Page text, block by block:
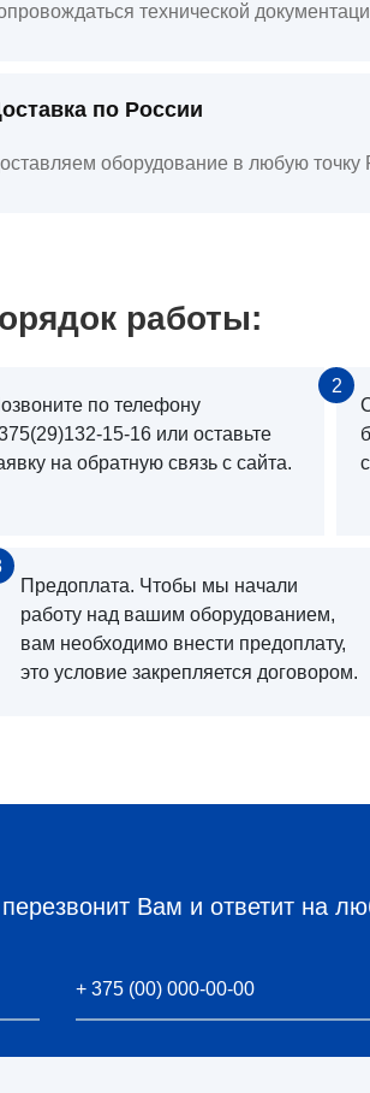
технической
по России
оборудование в любую
работы:
по телефону
15-16 или оставьте
на обратную связь с сайта.
2
Предоплата. Чтобы мы начали
работу над вашим оборудованием,
вам необходимо внести предоплату,
это условие закрепляется договором.
Вам и ответит на